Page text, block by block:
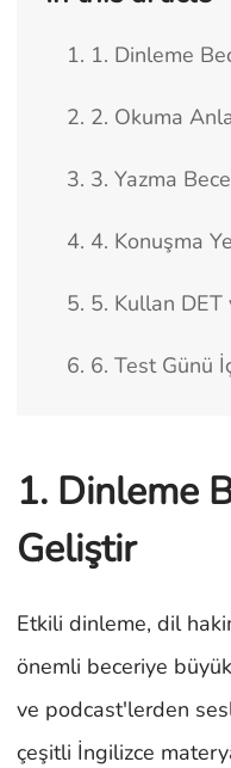
1. 1. Dinleme
2. 2. Okuma
3. 3. Yazma
4. 4. Konuşma
5. 5. Kullan DET
6. 6. Test Günü
1. Dinleme
Geliştir
Etkili dinleme, dil
önemli beceriye
ve podcast'lerden
çeşitli İngilizce